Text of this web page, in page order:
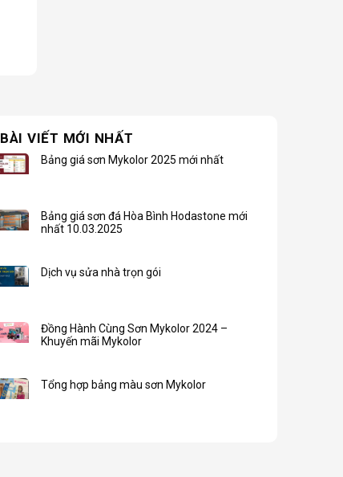
BÀI VIẾT MỚI NHẤT
Bảng giá sơn Mykolor 2025 mới nhất
Bảng giá sơn đá Hòa Bình Hodastone mới
nhất 10.03.2025
Dịch vụ sửa nhà trọn gói
Đồng Hành Cùng Sơn Mykolor 2024 –
Khuyến mãi Mykolor
Tổng hợp bảng màu sơn Mykolor